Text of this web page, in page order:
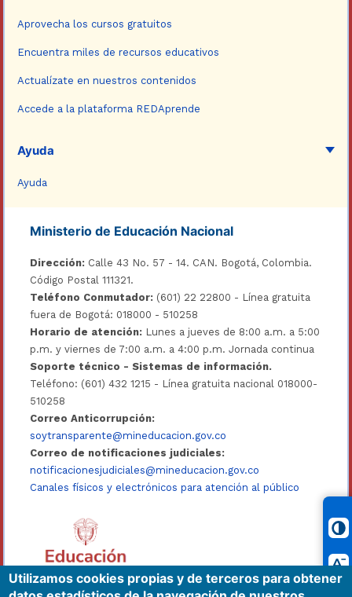
Aprovecha los cursos gratuitos
Encuentra miles de recursos educativos
Actualízate en nuestros contenidos
Accede a la plataforma REDAprende
Ayuda
Ayuda
Ministerio de Educación Nacional
Dirección: Calle 43 No. 57 - 14. CAN. Bogotá, Colombia.
Código Postal 111321.
Teléfono Conmutador: (601) 22 22800 - Línea gratuita
fuera de Bogotá: 018000 - 510258
Horario de atención: Lunes a jueves de 8:00 a.m. a 5:00
p.m. y viernes de 7:00 a.m. a 4:00 p.m. Jornada continua
Soporte técnico - Sistemas de información.
Teléfono: (601) 432 1215 - Línea gratuita nacional 018000-
510258
Correo Anticorrupción:
soytransparente@mineducacion.gov.co
Correo de notificaciones judiciales:
notificacionesjudiciales@mineducacion.gov.co
Canales físicos y electrónicos para atención al público
Utilizamos cookies propias y de terceros para obtener